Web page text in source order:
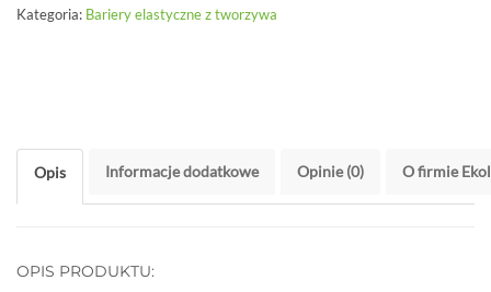
Kategoria: Bariery elastyczne z tworzywa
Opis Informacje dodatkowe Opinie (0) O firmie
OPIS PRODUKTU: